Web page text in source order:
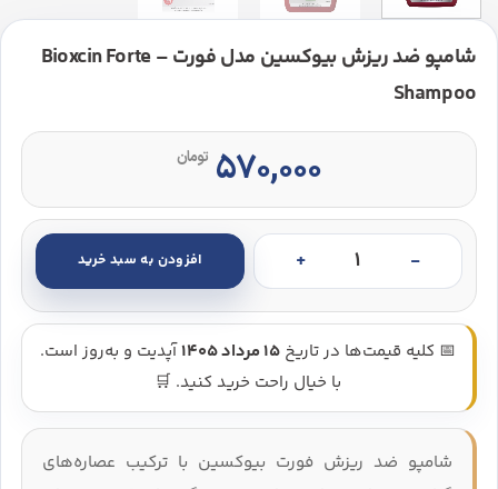
شامپو ضد ریزش بیوکسین مدل فورت – Bioxcin Forte
Shampoo
۵۷۰,۰۰۰ تومان
شامپو ضد ریزش فورت بیوکسین با ترکیب عصاره‌های
📅 کلیه قیمت‌ها در تاریخ15 مرداد 1405
آپدیت و به‌روز است.
با خیال راحت خرید کنید. 🛒
شامپو ضد ریزش بیوکسین مدل فورت - Bioxcin Forte Shampoo عدد
افزودن به سبد خرید